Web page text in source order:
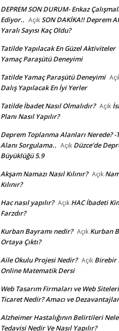
DEPREM SON DURUM- Enkaz
Ediyor.. AçıkSON DAKİKA!! Deprem
Yaralı Sayısı Kaç Oldu?
Tatilde Yapılacak En Güzel Aktiviteler
Yamaç Paraşütü Deneyimi
Tatilde Yamaç Paraşütü Deneyimi
Dalış Yapılacak En İyi Yerler
Tatilde İbadet Nasıl Olmalıdır? Açık
Planı Nasıl Yapılır?
Deprem Toplanma Alanları Nerede?
Alanı Sorgulama.. Açık Düzce’de
Büyüklüğü 5.9
Akşam Namazı Nasıl Kılınır? Açık
Kılınır?
Hac nasıl yapılır? Açık HAC İbadeti
Farzdır?
Kurban Bayramı nedir? Açık Kurban
Ortaya Çıktı?
Aile Okulu Projesi Nedir? Açık Birebir
Online Matematik Dersi
Web Tasarım Firmaları ve Web Siteleri
Ticaret Nedir? Amacı ve
Alzheimer Hastalığının Belirtileri
Tedavisi Nedir Ve Nasıl Yapılır?